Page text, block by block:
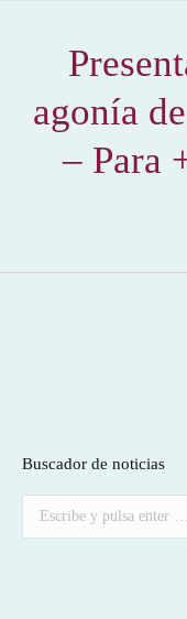
agonía
– Para
Buscador de noticias